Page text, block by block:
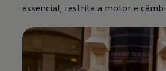
essencial, restrita a motor e